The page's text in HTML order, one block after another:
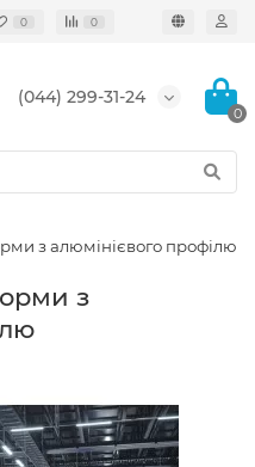
0 0
(044) 299-31-24
0
з алюмінієвого профілю
з